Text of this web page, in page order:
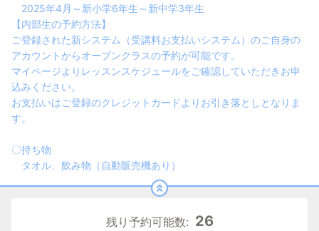
2025年4月～新小学6年生～新中学3年生
【内部生の予約方法】
ご登録された新システム（受講料お支払いシステム）のご自身の
アカウントからオープンクラスの予約が可能です。
マイページよりレッスンスケジュールをご確認していただきお申
込みください。
お支払いはご登録のクレジットカードよりお引き落としとなりま
す。
〇持ち物
タオル、飲み物（自動販売機あり）
残り予約可能数: 26